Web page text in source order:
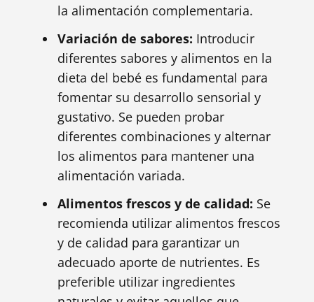
la alimentación complementaria.
Variación de sabores: Introducir
diferentes sabores y alimentos en la
dieta del bebé es fundamental para
fomentar su desarrollo sensorial y
gustativo. Se pueden probar
diferentes combinaciones y alternar
los alimentos para mantener una
alimentación variada.
Alimentos frescos y de calidad: Se
recomienda utilizar alimentos frescos
y de calidad para garantizar un
adecuado aporte de nutrientes. Es
preferible utilizar ingredientes